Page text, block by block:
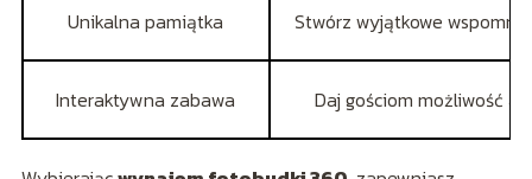
Unikalna pamiątka Stwórz wyjątkowe
Interaktywna zabawa Daj gościom możliwość